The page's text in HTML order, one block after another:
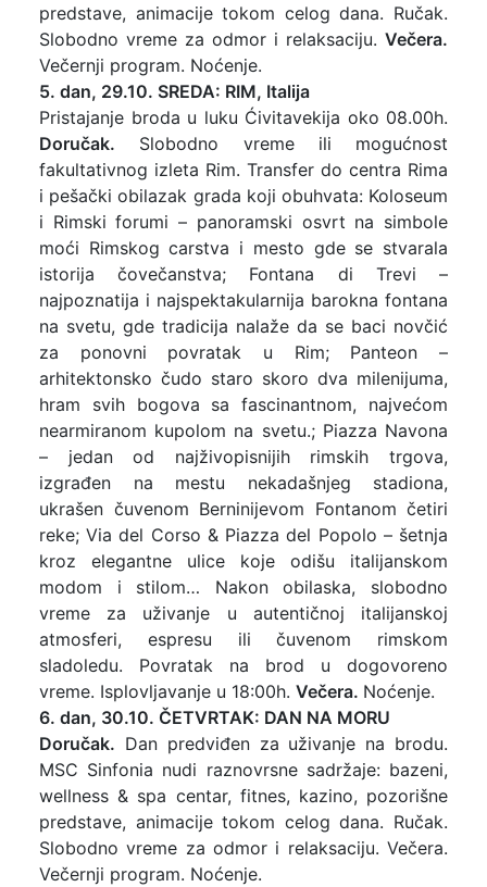
predstave, animacije tokom celog dana. Ručak.
Slobodno vreme za odmor i relaksaciju. Večera.
Večernji program. Noćenje.
5. dan, 29.10. SREDA: RIM, Italija
Pristajanje broda u luku Ćivitavekija oko 08.00h.
Doručak. Slobodno vreme ili mogućnost
fakultativnog izleta Rim. Transfer do centra Rima
i pešački obilazak grada koji obuhvata: Koloseum
i Rimski forumi – panoramski osvrt na simbole
moći Rimskog carstva i mesto gde se stvarala
istorija čovečanstva; Fontana di Trevi –
najpoznatija i najspektakularnija barokna fontana
na svetu, gde tradicija nalaže da se baci novčić
za ponovni povratak u Rim; Panteon –
arhitektonsko čudo staro skoro dva milenijuma,
hram svih bogova sa fascinantnom, najvećom
nearmiranom kupolom na svetu.; Piazza Navona
– jedan od najživopisnijih rimskih trgova,
izgrađen na mestu nekadašnjeg stadiona,
ukrašen čuvenom Berninijevom Fontanom četiri
reke; Via del Corso & Piazza del Popolo – šetnja
kroz elegantne ulice koje odišu italijanskom
modom i stilom… Nakon obilaska, slobodno
vreme za uživanje u autentičnoj italijanskoj
atmosferi, espresu ili čuvenom rimskom
sladoledu. Povratak na brod u dogovoreno
vreme. Isplovljavanje u 18:00h. Večera. Noćenje.
6. dan, 30.10. ČETVRTAK: DAN NA MORU
Doručak. Dan predviđen za uživanje na brodu.
MSC Sinfonia nudi raznovrsne sadržaje: bazeni,
wellness & spa centar, fitnes, kazino, pozorišne
predstave, animacije tokom celog dana. Ručak.
Slobodno vreme za odmor i relaksaciju. Večera.
Večernji program. Noćenje.